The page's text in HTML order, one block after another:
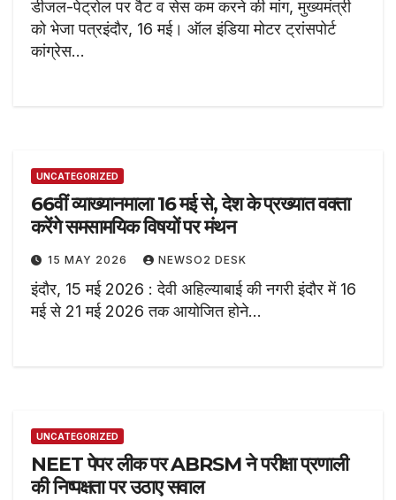
डीजल-पेट्रोल पर वैट व सेस कम करने की मांग, मुख्यमंत्री
को भेजा पत्रइंदौर, 16 मई। ऑल इंडिया मोटर ट्रांसपोर्ट
कांग्रेस…
UNCATEGORIZED
66वीं व्याख्यानमाला 16 मई से, देश के प्रख्यात वक्ता
करेंगे समसामयिक विषयों पर मंथन
15 MAY 2026 NEWSO2 DESK
इंदौर, 15 मई 2026 : देवी अहिल्याबाई की नगरी इंदौर में 16
मई से 21 मई 2026 तक आयोजित होने…
UNCATEGORIZED
NEET पेपर लीक पर ABRSM ने परीक्षा प्रणाली
की निष्पक्षता पर उठाए सवाल